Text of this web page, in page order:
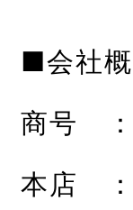
■会社
商号 ：
本店 ：